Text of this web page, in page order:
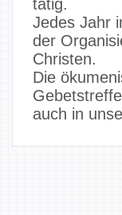
tätig.
Jedes Jahr
der
Christen.
Die
auch in